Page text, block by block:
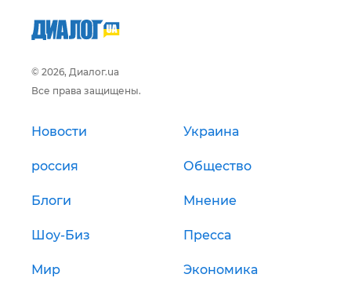
© 2026, Диалог.ua
Все права защищены.
Новости Украина
россия Общество
Блоги Мнение
Шоу-Биз Пресса
Мир Экономика